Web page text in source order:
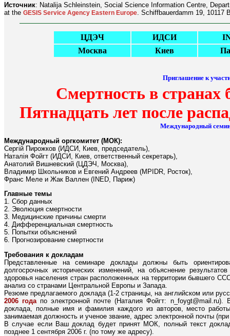
Источник: Natalija Schleinstein, Social Science Information Centre,
at the GESIS Service Agency Eastern Europe . Schiffbauerdamm 19, 10117
ЦДЭЧ ИДСИ
Москва
Киев
Приглашение к
Смертность в
Пятнадцать лет после
Международный
Международный оргкомитет (МОК):
Сергiй Пирожков (ИДСИ, Киев, председатель),
Наталiя Фойгт (ИДСИ, Киев, ответственный секретарь),
Анатолий Вишневский (ЦДЭЧ, Москва),
Владимир Школьников и Евгений Андреев (MPIDR, Росток),
Франс Меле и Жак Валлен (INED, Париж)
Главные темы
1. Сбор данных
2. Эволюция смертности
3. Медицинские причины смерти
4. Дифференциальная смертность
5. Попытки объяснений
6. Прогнозирование смертности
Требования к докладам
Представленные на семинаре доклады должны быть
долгосрочных исторических изменений, на объяснение
здоровья населения стран расположенных на территории бывшего
анализ со странами Центральной Европы и Запада.
Резюме предлагаемого доклада (1-2 страницы, на английском или
2006 года по электронной почте (Наталия Фойгт:
доклада, полные имя и фамилия каждого из авторов, место
занимаемая должность и ученое звание, адрес электронной почты
В случае если Ваш доклад будет принят МОК, полный текст
позднее 1 сентября 2006 г. (по тому же адресу).